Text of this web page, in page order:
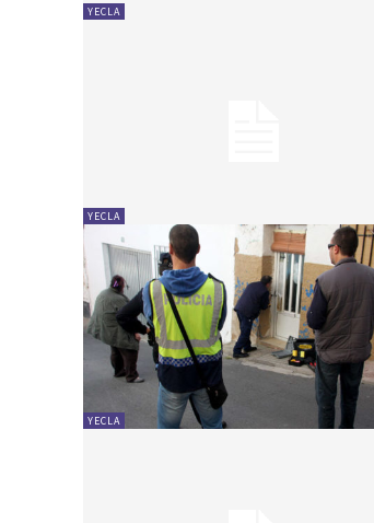
YECLA
YECLA
YECLA